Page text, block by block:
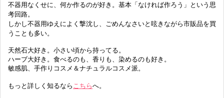
不器用なくせに、何か作るのが好き。基本「なければ作ろう」という思
考回路。
しかし不器用ゆえによく撃沈し、ごめんなさいと呟きながら市販品を買
うことも多い。
天然石大好き。小さい頃から持ってる。
ハーブ大好き。食べるのも、香りも、染めるのも好き。
敏感肌、手作りコスメ＆ナチュラルコスメ派。
もっと詳しく知るなら こちらへ。